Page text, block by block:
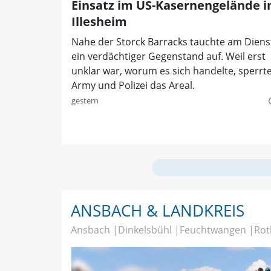
Einsatz im US-Kasernengelände
Illesheim
Nahe der Storck Barracks tauchte am
ein verdächtiger Gegenstand auf. Weil erst
unklar war, worum es sich handelte,
Army und Polizei das Areal.
gestern
ANSBACH & LANDKREIS
Ansbach Dinkelsbühl Feuchtwangen